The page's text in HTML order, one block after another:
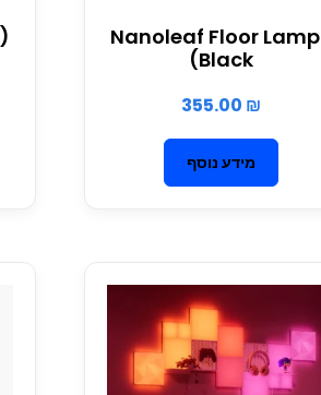
(Nanoleaf Floor Lamp
(Black
355.00 ₪
מידע נוסף